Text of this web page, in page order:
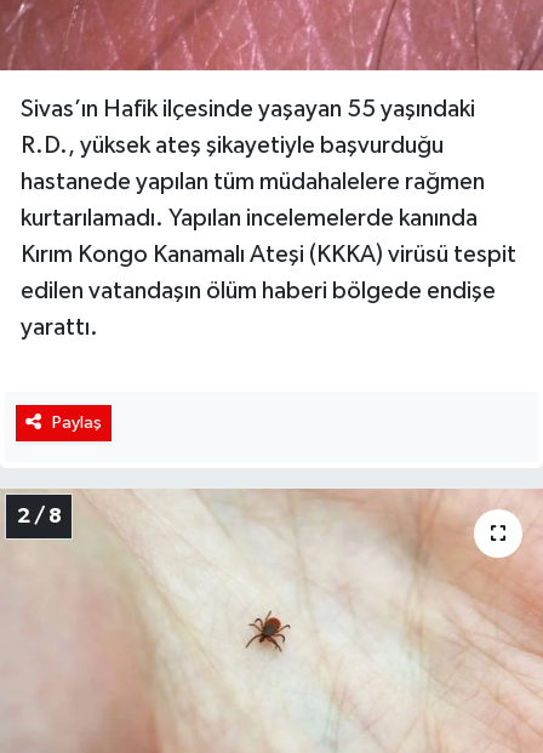
Sivas’ın Hafik ilçesinde yaşayan 55 yaşındaki
R.D., yüksek ateş şikayetiyle başvurduğu
hastanede yapılan tüm müdahalelere rağmen
kurtarılamadı. Yapılan incelemelerde kanında
Kırım Kongo Kanamalı Ateşi (KKKA) virüsü tespit
edilen vatandaşın ölüm haberi bölgede endişe
yarattı.
Paylaş
2 / 8